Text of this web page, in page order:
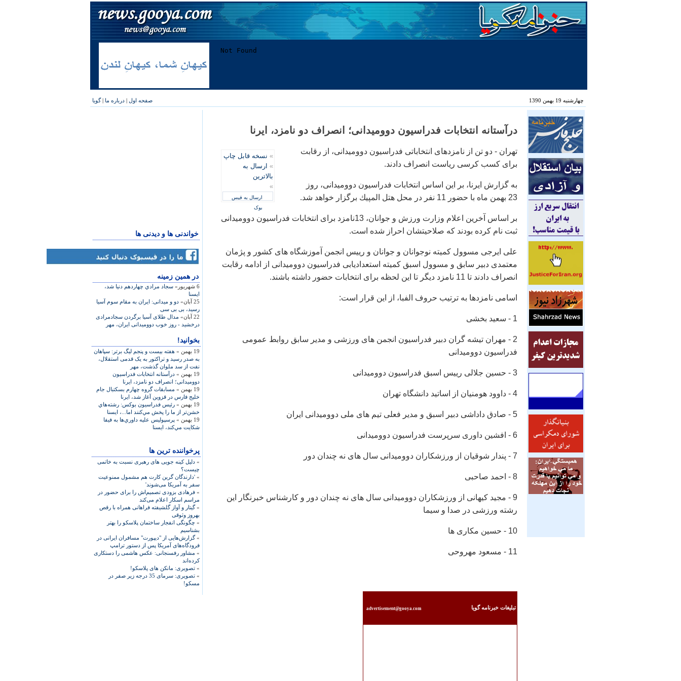
چهارشنبه 19 بهمن 1390 صفحه اول | درباره ما |گویا
خواندنی ها و دیدنی ها
در همين زمينه
6 شهریور»
سجاد مرادي چهاردهم دنيا شد،
ایسنا
25 آبان»
دو و میدانی: ایران به مقام سوم آسیا
رسید، بی بی سی
22 آبان»
مدال طلای آسیا برگردن سجادمرادی
درخشید - روز خوب دوومیدانی ایران، مهر
بخوانید!
19 بهمن »
هفته بيست و پنجم ليگ برتر: سپاهان
به صدر رسيد و تراکتور به يک قدمی استقلال،
نفت از سد ملوان گذشت، مهر
19 بهمن »
درآستانه انتخابات فدراسیون
دوومیدانی؛ انصراف دو نامزد، ایرنا
19 بهمن »
مسابقات گروه چهارم بسكتبال جام
خلیج فارس در قزوین آغاز شد، ایرنا
19 بهمن »
رئيس فدراسيون بوكس: رشته‌هاي
خشن‌تر از ما را پخش مي‌كنند اما...، ایسنا
19 بهمن »
پرسپوليس عليه داوري‌ها به فيفا
شكايت مي‌كند، ایسنا
پرخواننده ترین ها
» دلیل کینه جویی های رهبری نسبت به خاتمی
چیست؟
» 'دارندگان گرین کارت هم مشمول ممنوعیت
سفر به آمریکا می‌شوند'
» فرهادی بزودی تصمیم‌اش را برای حضور در
مراسم اسکار اعلام می‌کند
»گیتار و آواز گلشیفته فراهانی همراه با رقص
بهروز وثوقی
» چگونگی انفجار ساختمان پلاسکو را بهتر
بشناسیم
»گزارش‌هایی از "دیپورت" مسافران ایرانی در
فرودگاه‌های آمریکا پس از دستور ترامپ
» مشاور رفسنجانی: عکس هاشمی را دستکاری
کرده‌اند
» تصویری: مانکن های پلاسکو!
»
تصویری: سرمای 35 درجه زیر صفر در
مسکو!
درآستانه انتخابات فدراسیون دوومیدانی؛ انصراف دو نامزد، ایرنا
» نسخه قابل چاپ
» ارسال به
بالاترین
»
ارسال به فیس
بوک
تهران - دو تن از نامزدهای انتخاباتی فدراسیون دوومیدانی، از رقابت
برای كسب كرسی ریاست انصراف دادند.
به گزارش ایرنا، بر این اساس انتخابات فدراسیون دوومیدانی، روز
23 بهمن ماه با حضور 11 نفر در محل هتل المپیك برگزار خواهد شد.
بر اساس آخرین اعلام وزارت ورزش و جوانان، 13نامزد برای انتخابات فدراسیون دوومیدانی
ثبت نام كرده بودند كه صلاحیتشان احراز شده است.
علی ایرجی مسوول كمیته نوجوانان و جوانان و رییس انجمن آموزشگاه ‌های كشور و پژمان
معتمدی دبیر سابق و مسوول اسبق كمیته استعدادیابی فدراسیون دوومیدانی از ادامه رقابت
انصراف دادند تا 11 نامزد دیگر تا این لحظه برای انتخابات حضور داشته باشند.
اسامی نامزدها به ترتیب حروف الفبا، از این قرار است:
1 - سعید بخشی
2 - مهران تیشه گران دبیر فدراسیون انجمن های ورزشی و مدیر سابق روابط عمومی
فدراسیون دوومیدانی
3 - حسین جلالی رییس اسبق فدراسیون دوومیدانی
4 - داوود هومنیان از اساتید دانشگاه تهران
5 - صادق داداشی دبیر اسبق و مدیر فعلی تیم های ملی دوومیدانی ایران
6 - افشین داوری سرپرست فدراسیون دوومیدانی
7 - پندار شوقیان از ورزشكاران دوومیدانی سال های نه چندان دور
8 - احمد صاحبی
9 - مجید كیهانی از ورزشكاران دوومیدانی سال های نه چندان دور و كارشناس خبرنگار این
رشته ورزشی در صدا و سیما
10 - حسین مكاری ها
11 - مسعود مهروحی
تبليغات خبرنامه گويا advertisement@gooya.com